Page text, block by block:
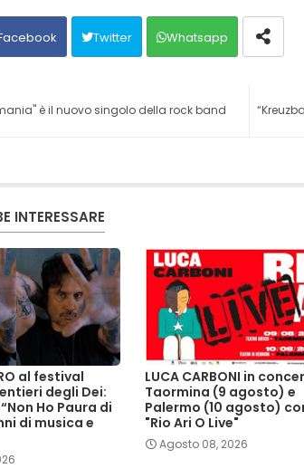
Twitter Whatsapp
è il nuovo singolo della rock band
INTERESSARE
al festival
degli Dei:
Ho Paura di
di musica e
LUCA CARBONI in
Taormina (9 agosto) e
Palermo (10 agosto)
"Rio Ari O Live"
Agosto 08, 2026